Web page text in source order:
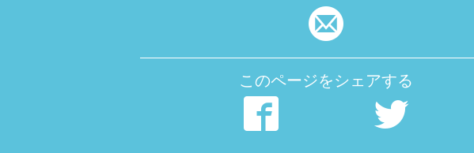
このページをシェアする